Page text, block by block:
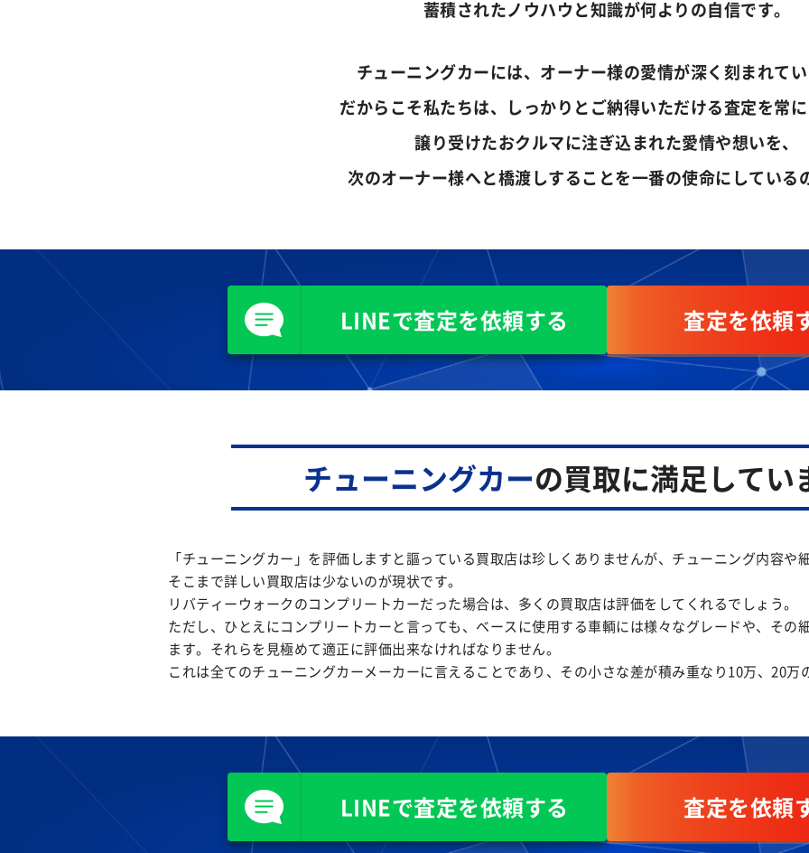
蓄積されたノウハウと知識が何よりの自信です。
チューニングカーには、オーナー様の愛情が深く刻まれて
だからこそ私たちは、しっかりとご納得いただける査定を常
譲り受けたおクルマに注ぎ込まれた愛情や想いを、
次のオーナー様へと橋渡しすることを一番の使命にしている
LINEで査定を依頼する 査定を依頼
チューニングカーの買取に満足してい
「チューニングカー」を評価しますと謳っている買取店は珍しくありませんが、チューニング内容や
そこまで詳しい買取店は少ないのが現状です。
リバティーウォークのコンプリートカーだった場合は、多くの買取店は評価をしてくれるでしょう。
ただし、ひとえにコンプリートカーと言っても、ベースに使用する車輌には様々なグレードや、その
ます。それらを見極めて適正に評価出来なければなりません。
これは全てのチューニングカーメーカーに言えることであり、その小さな差が積み重なり10万、20万
LINEで査定を依頼する 査定を依頼